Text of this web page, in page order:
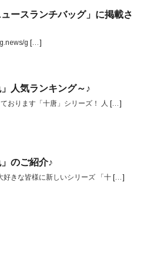
ュースランチバッグ」に掲載さ
g […]
」人気ランキング～♪
おります「十唐」シリーズ！ 人 […]
」のご紹介♪
好きな皆様に新しいシリーズ 「十 […]